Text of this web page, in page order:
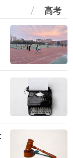
高考